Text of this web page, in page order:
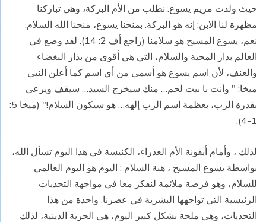
حيث ولدت مريم يسوع. نطلب من الأم البركة، وهي تباركنا
مظهرة لنا الابن: إنه هو البركة. بمنحنا يسوع، منحنا الله السلام.
نعم، يسوع المسيح هو سلامنا (راجع أف 2: 14). لقد وضع في
العالم بذار المحبة والسلام، التي هي أقوى من بذار البغضاء
والعنف، لأن اسم يسوع هو أسمى من أي اسم كما أعلن النبي
ميخا: " وأنت با بيت لحم… منك سيخرج السيد… سيقف ويرعى
بقدرة الرب، بعظمة اسم الرب إلهه… هو سيكون السلام!" (ميخا 5:
1-4).
لذلك ، وأمام أيقونة الأم العذراء، الكنيسة في هذا اليوم تسأل الله،
بواسطة يسوع المسيح ، هبة السلام : اليوم هو اليوم العالمي
للسلام، وهو فرصة ملائمة لنفكر معا في مواجهة التحديات
الرئيسية التي تواجهها البشرية في عصرنا. واحدة من هذا
التحديات، وهي ملحة بشكل كبير اليوم، هي الحرية الدينية، لذلك